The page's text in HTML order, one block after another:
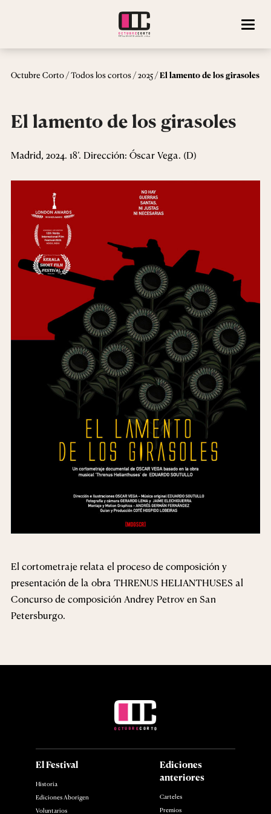
Octubre Corto/Todos los cortos/2025/El lamento de los girasoles
El lamento de los girasoles
Madrid, 2024. 18’. Dirección: Óscar Vega. (D)
El cortometraje relata el proceso de composición y
presentación de la obra THRENUS HELIANTHUSES al
Concurso de composición Andrey Petrov en San
Petersburgo.
El Festival
Historia
Ediciones Aborigen
Voluntarios
Ediciones
anteriores
Carteles
Premios